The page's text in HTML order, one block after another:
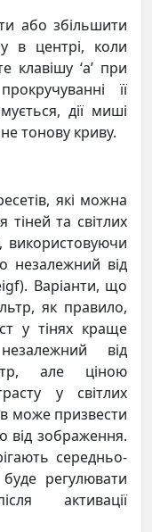
або збільшити
в центрі, коли
клавішу ‘a’ при
її
дії миші
тонову криву.
які можна
тіней та світлих
використовуючи
незалежний від
Варіанти, що
як правило,
у тінях краще
від
але ціною
у світлих
може призвести
від зображення.
середньо-
регулювати
активації